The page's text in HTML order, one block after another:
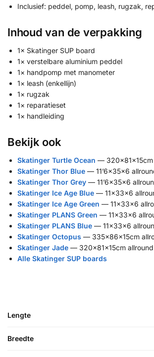
Inclusief: peddel, pomp, leash, rugzak,
Inhoud van de verpakking
1× Skatinger SUP board
1× verstelbare aluminium peddel
1× handpomp met manometer
1× leash (enkellijn)
1× rugzak
1× reparatieset
1× handleiding
Bekijk ook
Skatinger Turtle Ocean — 320x81x15cm
Skatinger Thor Blue — 11’6x35x6
Skatinger Thor Grey — 11’6x35x6
Skatinger Ice Age Blue — 11x33x6
Skatinger Ice Age Green — 11x33x6
Skatinger PLANS Green — 11x33x6
Skatinger PLANS Blue — 11x33x6
Skatinger Octopus — 335x86x15cm
Skatinger Jade — 320x81x15cm allround
Alle Skatinger SUP boards
Lengte
Breedte